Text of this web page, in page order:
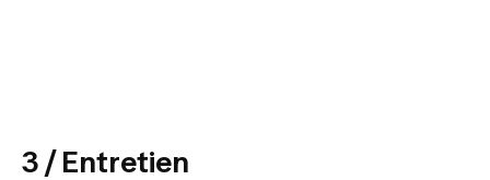
3 / Entretien